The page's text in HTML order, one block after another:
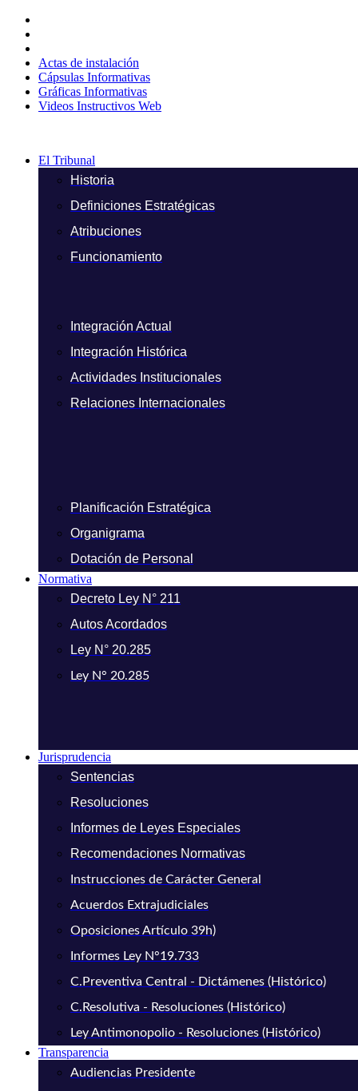
contenido
Actas de instalación
Cápsulas Informativas
Gráficas Informativas
Videos Instructivos Web
El Tribunal
Historia
Definiciones Estratégicas
Atribuciones
Funcionamiento
Integración Actual
Integración Histórica
Actividades Institucionales
Relaciones Internacionales
Planificación Estratégica
Organigrama
Dotación de Personal
Normativa
Decreto Ley N° 211
Autos Acordados
Ley N° 20.285
Ley N° 20.285
Jurisprudencia
Sentencias
Resoluciones
Informes de Leyes Especiales
Recomendaciones Normativas
Instrucciones de Carácter General
Acuerdos Extrajudiciales
Oposiciones Artículo 39h)
Informes Ley N°19.733
C.Preventiva Central - Dictámenes (Histórico)
C.Resolutiva - Resoluciones (Histórico)
Ley Antimonopolio - Resoluciones (Histórico)
Transparencia
Audiencias Presidente